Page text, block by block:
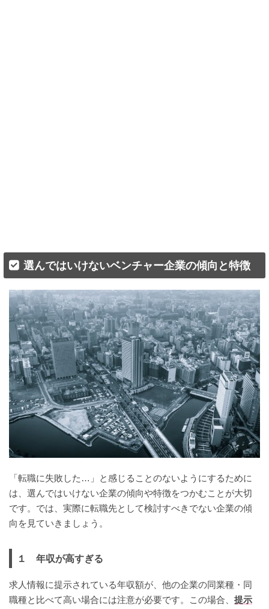
選んではいけないベンチャー企業の傾向と特徴
「転職に失敗した…」と感じることのないようにするために
は、選んではいけない企業の傾向や特徴をつかむことが大切
です。では、実際に転職先として検討すべきでない企業の傾
向を見ていきましょう。
１ 年収が高すぎる
求人情報に提示されている年収額が、他の企業の同業種・同
職種と比べて高い場合には注意が必要です。この場合、 提示